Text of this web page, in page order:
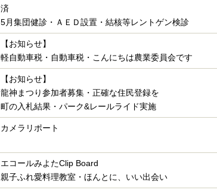
済
5月集団健診・ＡＥＤ設置・結核等レントゲン検診
【お知らせ】
軽自動車税・自動車税・こんにちは農業委員会です
【お知らせ】
龍神まつり参加者募集・正確な住民登録を
町の入札結果・パーク&レールライド実施
カメラリポート
エコールみよたClip Board
親子ふれ愛料理教室・ほんとに、いい出会い